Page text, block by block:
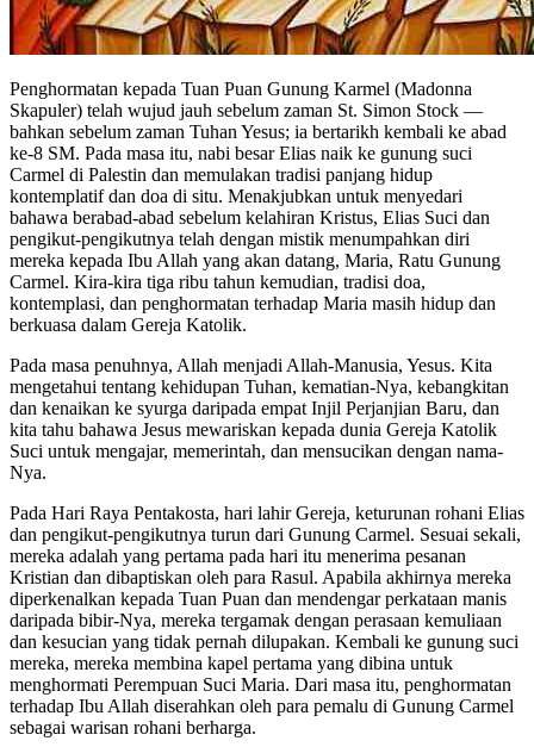
Penghormatan kepada Tuan Puan Gunung Karmel (Madonna
Skapuler) telah wujud jauh sebelum zaman St. Simon Stock —
bahkan sebelum zaman Tuhan Yesus; ia bertarikh kembali ke abad
ke-8 SM. Pada masa itu, nabi besar Elias naik ke gunung suci
Carmel di Palestin dan memulakan tradisi panjang hidup
kontemplatif dan doa di situ. Menakjubkan untuk menyedari
bahawa berabad-abad sebelum kelahiran Kristus, Elias Suci dan
pengikut-pengikutnya telah dengan mistik menumpahkan diri
mereka kepada Ibu Allah yang akan datang, Maria, Ratu Gunung
Carmel. Kira-kira tiga ribu tahun kemudian, tradisi doa,
kontemplasi, dan penghormatan terhadap Maria masih hidup dan
berkuasa dalam Gereja Katolik.
Pada masa penuhnya, Allah menjadi Allah-Manusia, Yesus. Kita
mengetahui tentang kehidupan Tuhan, kematian-Nya, kebangkitan
dan kenaikan ke syurga daripada empat Injil Perjanjian Baru, dan
kita tahu bahawa Jesus mewariskan kepada dunia Gereja Katolik
Suci untuk mengajar, memerintah, dan mensucikan dengan nama-
Nya.
Pada Hari Raya Pentakosta, hari lahir Gereja, keturunan rohani Elias
dan pengikut-pengikutnya turun dari Gunung Carmel. Sesuai sekali,
mereka adalah yang pertama pada hari itu menerima pesanan
Kristian dan dibaptiskan oleh para Rasul. Apabila akhirnya mereka
diperkenalkan kepada Tuan Puan dan mendengar perkataan manis
daripada bibir-Nya, mereka tergamak dengan perasaan kemuliaan
dan kesucian yang tidak pernah dilupakan. Kembali ke gunung suci
mereka, mereka membina kapel pertama yang dibina untuk
menghormati Perempuan Suci Maria. Dari masa itu, penghormatan
terhadap Ibu Allah diserahkan oleh para pemalu di Gunung Carmel
sebagai warisan rohani berharga.